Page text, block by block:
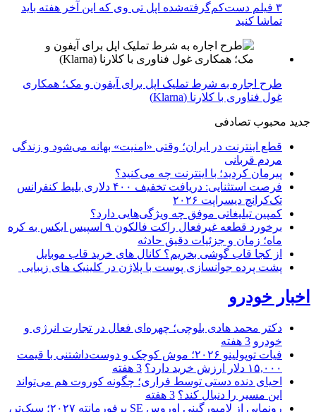
۳ فیلم دست‌کم‌گرفته‌شده اپل تی وی که این آخر هفته باید
تماشا کنید
طرح اجاره به شرط تملیک اپل برای آیفون و مک؛ همکاری
غول فناوری با کلارنا (Klarna)
جدید محبوب تصادفی
قطع اینترنت در ایران؛ وقتی «امنیت» بهانه می‌شود و زندگی
مردم قربانی
پیرمان کردید؛ با اینترنت چه می‌کنید؟
فرصت استثنایی: دریافت تخفیف ۴۰۰ دلاری بلیط کنفرانس
تک‌کرانچ دیسراپت ۲۰۲۶
کمپین تبلیغاتی موفق چه ویژگی‌هایی دارد؟
برخورد قطعه غیرفعال راکت فالکون ۹ اسپیس ایکس به کره
ماه؛ زمان و جزئیات دقیق حادثه
از کجا قاب گوشی بخریم؟ کانال های خرید قاب موبایل
پشت پرده جوانسازی پوست با پلاژن در کلینیک های زیبایی
اخبار خودرو
دکتر محمد هادی بلوچی؛ چهره‌ای فعال در تجارت انرژی و
خودرو 3 هفته
فیات توپولینو ۲۰۲۶؛ موش کوچک و دوست‌داشتنی با قیمت
۱۵,۰۰۰ دلار ارزش خرید دارد؟
3 هفته
احیای دنده دستی توسط فراری؛ چگونه کوروت هم می‌تواند
این مسیر را دنبال کند؟ 3 هفته
رونمایی از لامبورگینی اوروس SE پرفورمانته ۲۰۲۷؛ سبک‌تر،